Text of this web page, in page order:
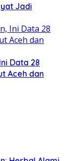
Jadi
Data 28
Aceh dan